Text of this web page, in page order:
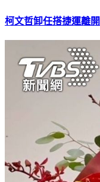
柯文哲卸任搭捷運離